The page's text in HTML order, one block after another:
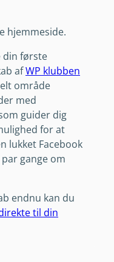
hjemmeside.
din første
afWP klubben
område
med
guider dig
for at
lukket Facebook
gange om
endnu kan du
til din